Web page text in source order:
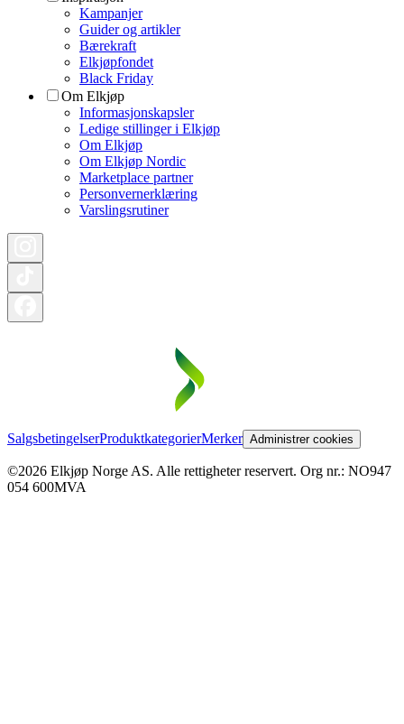
Kampanjer
Guider og artikler
Bærekraft
Elkjøpfondet
Black Friday
Om Elkjøp
Informasjonskapsler
Ledige stillinger i Elkjøp
Om Elkjøp
Om Elkjøp Nordic
Marketplace partner
Personvernerklæring
Varslingsrutiner
SalgsbetingelserProduktkategorierMerker Administrer cookies
©2026 Elkjøp Norge AS. Alle rettigheter reservert. Org nr.: NO947
054 600MVA